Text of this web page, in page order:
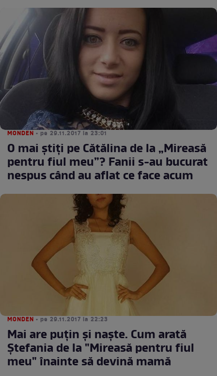
MONDEN • pe 29.11.2017 la 23:01
O mai știți pe Cătălina de la „Mireasă
pentru fiul meu”? Fanii s-au bucurat
nespus când au aflat ce face acum
MONDEN • pe 29.11.2017 la 22:23
Mai are puţin şi naște. Cum arată
Ștefania de la "Mireasă pentru fiul
meu" înainte să devină mamă